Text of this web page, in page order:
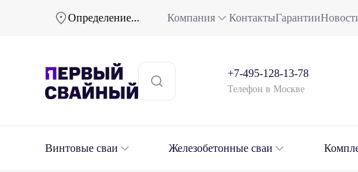
Определение... Компания КонтактыГарантии
+7-495-128-13-78
Телефон в Москве
Винтовые сваи Железобетонные сваи